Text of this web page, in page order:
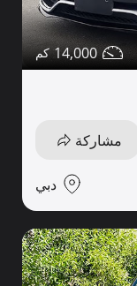
14,000
مشاركة
دبي